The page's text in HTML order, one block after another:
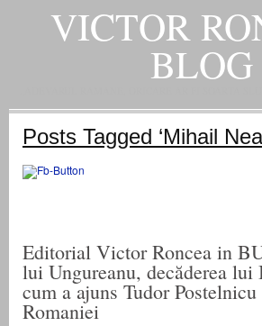
VICTOR
BLOG
Posts Tagged ‘Mihail
Editorial Victor Roncea in
lui Ungureanu, decăderea lui
cum a ajuns Tudor
Romaniei